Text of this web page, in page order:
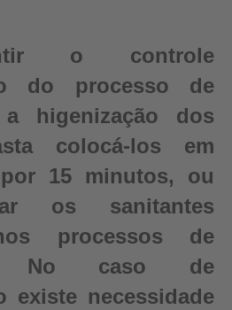
o controle
do processo de
higenização dos
colocá-los em
15 minutos, ou
os sanitantes
processos de
No caso de
existe necessidade